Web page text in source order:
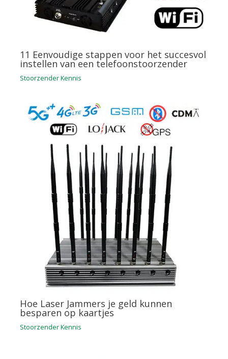
11 Eenvoudige stappen voor het succesvol
instellen van een telefoonstoorzender
Stoorzender Kennis
Hoe Laser Jammers je geld kunnen
besparen op kaartjes
Stoorzender Kennis